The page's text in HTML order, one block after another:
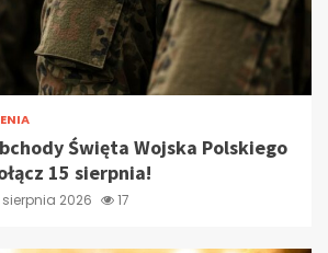
Święta Wojska Polskiego
15 sierpnia!
sierpnia 2026 17